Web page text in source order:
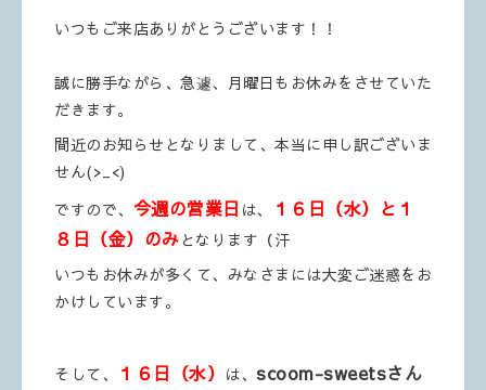
いつもご来店ありがとうございます！！
誠に勝手ながら、急遽、月曜日もお休みをさせていた
だきます。
間近のお知らせとなりまして、本当に申し訳ございま
せん(>_<)
ですので、 今週の営業日 は、
１６日（水）と１
８日（金）のみとなります（汗
いつもお休みが多くて、みなさまには大変ご迷惑をお
かけしています。
そして、 １６日（水） は、 scoom-sweetsさん